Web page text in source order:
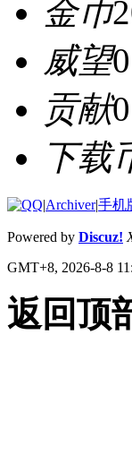
金币
威望0
贡献0
下载
|Archiver|手机
Powered by Discuz!
GMT+8, 2026-8-8
返回顶